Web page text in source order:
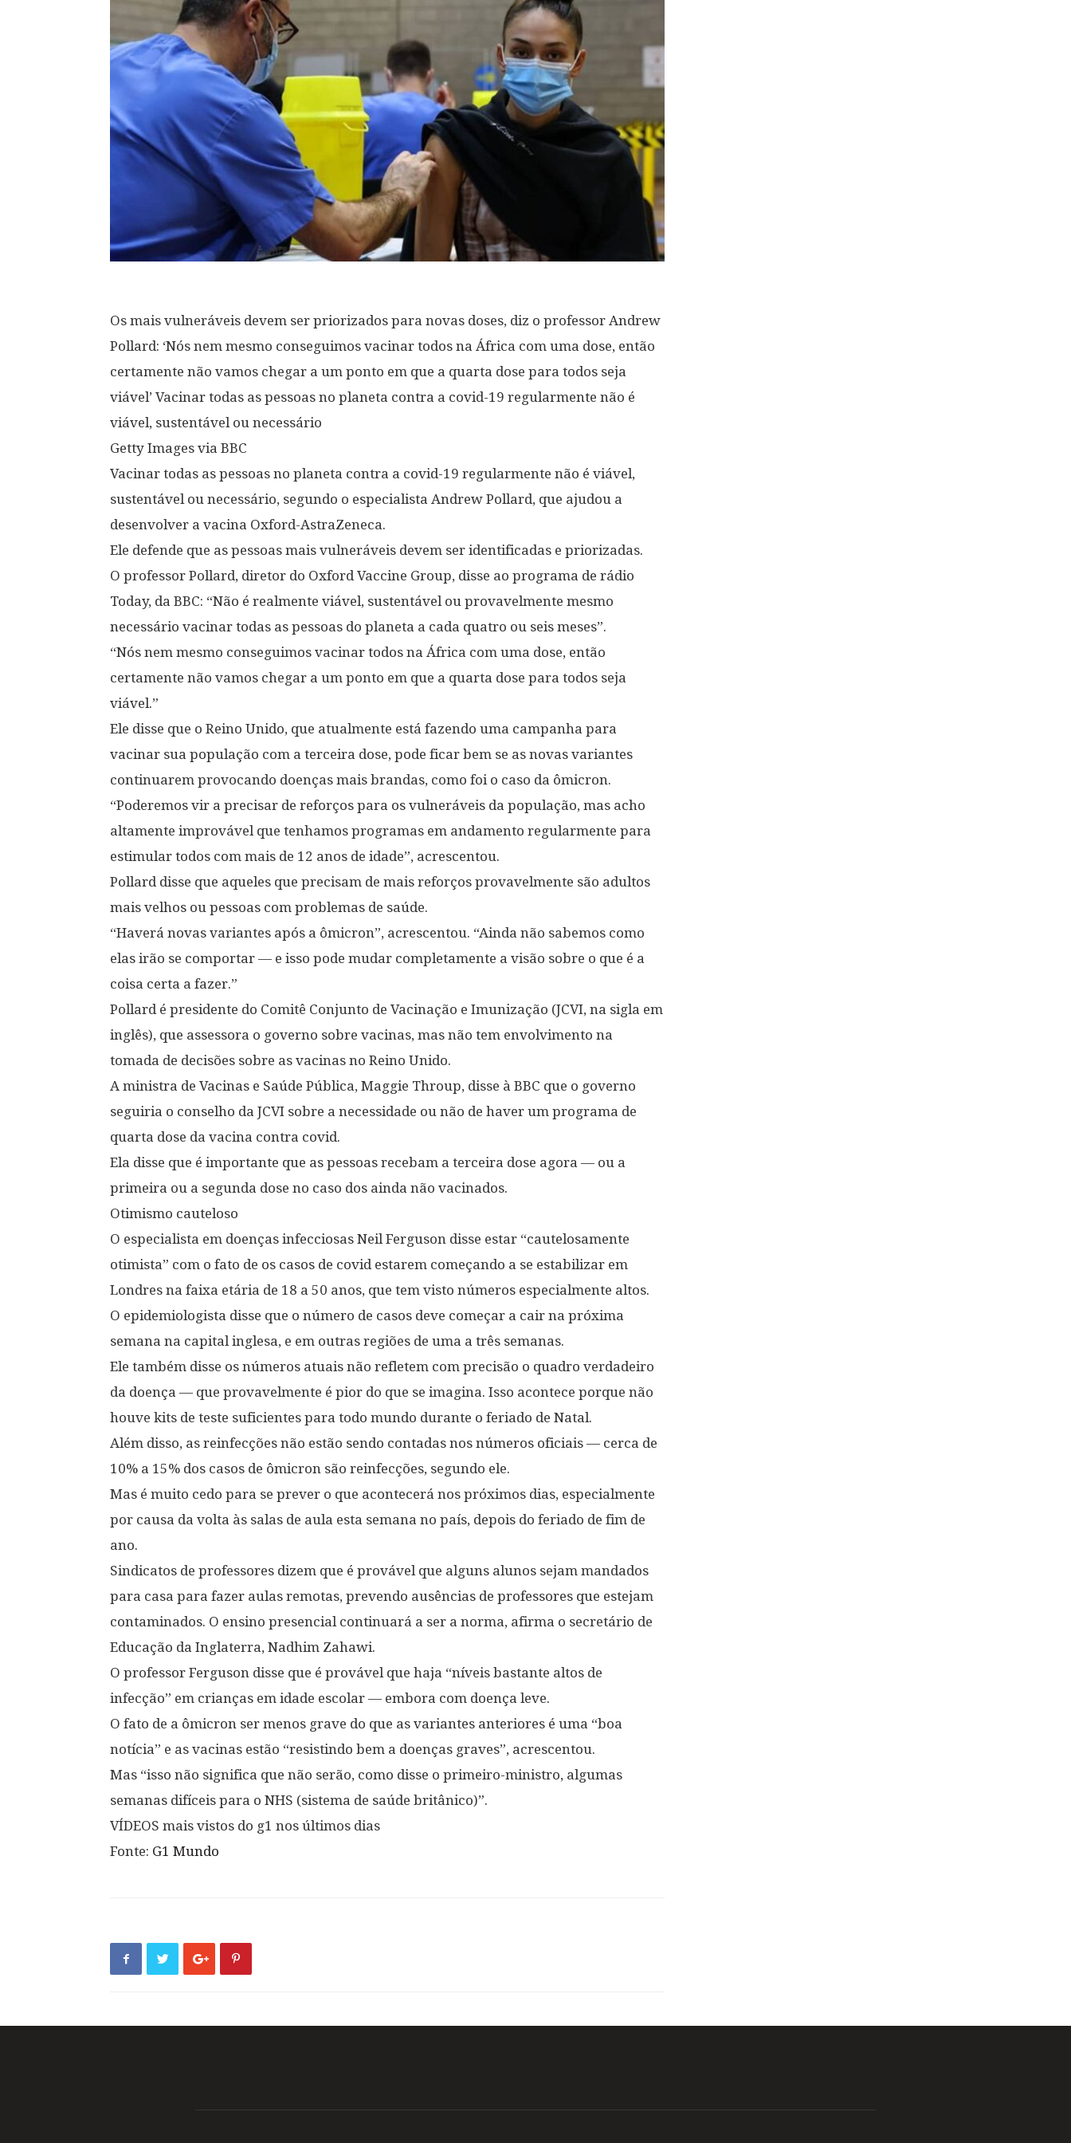
Os mais vulneráveis devem ser priorizados para novas doses, diz o professor Andrew
Pollard: ‘Nós nem mesmo conseguimos vacinar todos na África com uma dose, então
certamente não vamos chegar a um ponto em que a quarta dose para todos seja
viável’ Vacinar todas as pessoas no planeta contra a covid-19 regularmente não é
viável, sustentável ou necessário
Getty Images via BBC
Vacinar todas as pessoas no planeta contra a covid-19 regularmente não é viável,
sustentável ou necessário, segundo o especialista Andrew Pollard, que ajudou a
desenvolver a vacina Oxford-AstraZeneca.
Ele defende que as pessoas mais vulneráveis devem ser identificadas e priorizadas.
O professor Pollard, diretor do Oxford Vaccine Group, disse ao programa de rádio
Today, da BBC: “Não é realmente viável, sustentável ou provavelmente mesmo
necessário vacinar todas as pessoas do planeta a cada quatro ou seis meses”.
“Nós nem mesmo conseguimos vacinar todos na África com uma dose, então
certamente não vamos chegar a um ponto em que a quarta dose para todos seja
viável.”
Ele disse que o Reino Unido, que atualmente está fazendo uma campanha para
vacinar sua população com a terceira dose, pode ficar bem se as novas variantes
continuarem provocando doenças mais brandas, como foi o caso da ômicron.
“Poderemos vir a precisar de reforços para os vulneráveis da população, mas acho
altamente improvável que tenhamos programas em andamento regularmente para
estimular todos com mais de 12 anos de idade”, acrescentou.
Pollard disse que aqueles que precisam de mais reforços provavelmente são adultos
mais velhos ou pessoas com problemas de saúde.
“Haverá novas variantes após a ômicron”, acrescentou. “Ainda não sabemos como
elas irão se comportar — e isso pode mudar completamente a visão sobre o que é a
coisa certa a fazer.”
Pollard é presidente do Comitê Conjunto de Vacinação e Imunização (JCVI, na sigla em
inglês), que assessora o governo sobre vacinas, mas não tem envolvimento na
tomada de decisões sobre as vacinas no Reino Unido.
A ministra de Vacinas e Saúde Pública, Maggie Throup, disse à BBC que o governo
seguiria o conselho da JCVI sobre a necessidade ou não de haver um programa de
quarta dose da vacina contra covid.
Ela disse que é importante que as pessoas recebam a terceira dose agora — ou a
primeira ou a segunda dose no caso dos ainda não vacinados.
Otimismo cauteloso
O especialista em doenças infecciosas Neil Ferguson disse estar “cautelosamente
otimista” com o fato de os casos de covid estarem começando a se estabilizar em
Londres na faixa etária de 18 a 50 anos, que tem visto números especialmente altos.
O epidemiologista disse que o número de casos deve começar a cair na próxima
semana na capital inglesa, e em outras regiões de uma a três semanas.
Ele também disse os números atuais não refletem com precisão o quadro verdadeiro
da doença — que provavelmente é pior do que se imagina. Isso acontece porque não
houve kits de teste suficientes para todo mundo durante o feriado de Natal.
Além disso, as reinfecções não estão sendo contadas nos números oficiais — cerca de
10% a 15% dos casos de ômicron são reinfecções, segundo ele.
Mas é muito cedo para se prever o que acontecerá nos próximos dias, especialmente
por causa da volta às salas de aula esta semana no país, depois do feriado de fim de
ano.
Sindicatos de professores dizem que é provável que alguns alunos sejam mandados
para casa para fazer aulas remotas, prevendo ausências de professores que estejam
contaminados. O ensino presencial continuará a ser a norma, afirma o secretário de
Educação da Inglaterra, Nadhim Zahawi.
O professor Ferguson disse que é provável que haja “níveis bastante altos de
infecção” em crianças em idade escolar — embora com doença leve.
O fato de a ômicron ser menos grave do que as variantes anteriores é uma “boa
notícia” e as vacinas estão “resistindo bem a doenças graves”, acrescentou.
Mas “isso não significa que não serão, como disse o primeiro-ministro, algumas
semanas difíceis para o NHS (sistema de saúde britânico)”.
VÍDEOS mais vistos do g1 nos últimos dias
Fonte: G1 Mundo